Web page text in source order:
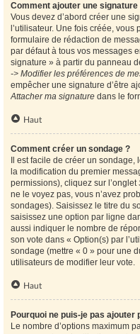
Comment ajouter une
Vous devez d’abord créer une
l’utilisateur. Une fois créée,
formulaire de rédaction de
par défaut à tous vos messages
signature » à partir du panneau
-> Modifier les préférences de
empêcher une signature d’être
Attacher ma signature dans le
Haut
Comment créer un sondage ?
Il est facile de créer un
la modification du premier
permissions), cliquez sur l’onglet
ne le voyez pas, vous n’avez
sondages). Saisissez le titre du
saisissez une option par ligne
aussi indiquer le nombre de
son vote dans « Option(s) par
sondage (mettre « 0 » pour une
utilisateurs de modifier leur vote.
Haut
Pourquoi ne puis-je pas ajouter
Le nombre d’options maximum